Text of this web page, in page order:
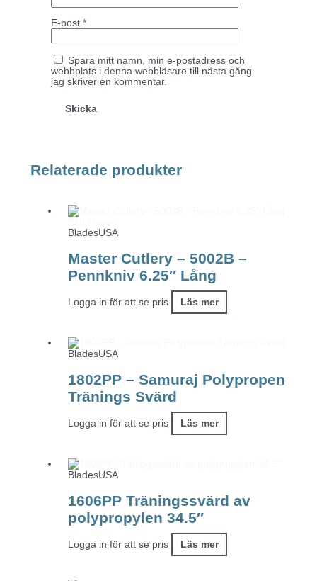
E-post *
Spara mitt namn, min e-postadress och
webbplats i denna webbläsare till nästa gång
jag skriver en kommentar.
Relaterade produkter
BladesUSA
Master Cutlery – 5002B –
Pennkniv 6.25″ Lång
Logga in för att se pris Läs mer
BladesUSA
1802PP – Samuraj Polypropen
Tränings Svärd
Logga in för att se pris Läs mer
BladesUSA
1606PP Träningssvärd av
polypropylen 34.5″
Logga in för att se pris Läs mer